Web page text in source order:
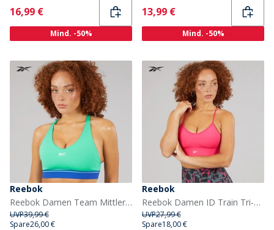
Current
16,99 €
Mind. -50%
Current
13,99 €
Mind. -50%
Reebok
Reebok Damen Team Mittlerer Halt Sport BH Top Unleashed Green
UVP39,99 €
Spare26,00 €
Reebok
Reebok Damen ID Train Tri-Back Leichter Sport BH Top Bold Pink
UVP27,99 €
Spare18,00 €